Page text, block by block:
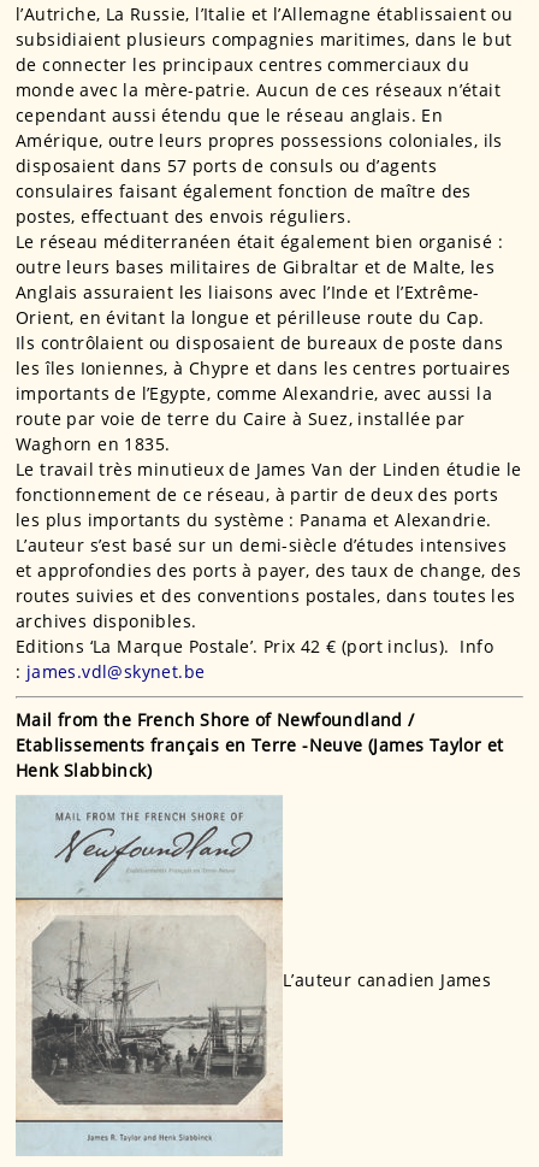
l’Autriche, La Russie, l’Italie et l’Allemagne établissaient ou
subsidiaient plusieurs compagnies maritimes, dans le but
de connecter les principaux centres commerciaux du
monde avec la mère-patrie. Aucun de ces réseaux n’était
cependant aussi étendu que le réseau anglais. En
Amérique, outre leurs propres possessions coloniales, ils
disposaient dans 57 ports de consuls ou d’agents
consulaires faisant également fonction de maître des
postes, effectuant des envois réguliers.
Le réseau méditerranéen était également bien organisé :
outre leurs bases militaires de Gibraltar et de Malte, les
Anglais assuraient les liaisons avec l’Inde et l’Extrême-
Orient, en évitant la longue et périlleuse route du Cap.
Ils contrôlaient ou disposaient de bureaux de poste dans
les îles Ioniennes, à Chypre et dans les centres portuaires
importants de l’Egypte, comme Alexandrie, avec aussi la
route par voie de terre du Caire à Suez, installée par
Waghorn en 1835.
Le travail très minutieux de James Van der Linden étudie le
fonctionnement de ce réseau, à partir de deux des ports
les plus importants du système : Panama et Alexandrie.
L’auteur s’est basé sur un demi-siècle d’études intensives
et approfondies des ports à payer, des taux de change, des
routes suivies et des conventions postales, dans toutes les
archives disponibles.
Editions ‘La Marque Postale’. Prix 42 € (port inclus). Info
: james.vdl@skynet.be
Mail from the French Shore of Newfoundland /
Etablissements français en Terre -Neuve (James Taylor et
Henk Slabbinck)
L’auteur canadien James